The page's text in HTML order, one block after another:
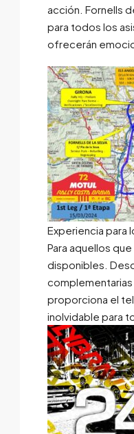
acción. Fornells
para todos los
ofrecerán
Experiencia para
Para aquellos
disponibles.
complementarias
proporciona el
inolvidable para